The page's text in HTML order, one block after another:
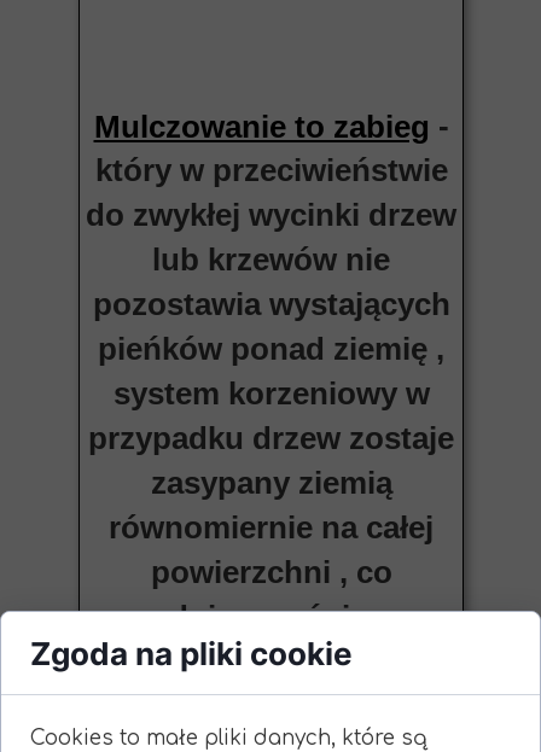
Mulczowanie to zabieg -
który w przeciwieństwie
do zwykłej wycinki drzew
lub krzewów nie
pozostawia wystających
pieńków ponad ziemię ,
system korzeniowy w
przypadku drzew zostaje
zasypany ziemią
równomiernie na całej
powierzchni , co
powoduje przyśpieszony
proces gnilny i pieńki
drzew rozkładają się
Zgoda na pliki cookie
Cookies to małe pliki danych, które są